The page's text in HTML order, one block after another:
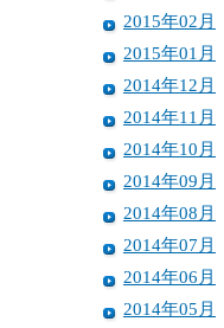
2015年02月
2015年01月
2014年12月
2014年11月
2014年10月
2014年09月
2014年08月
2014年07月
2014年06月
2014年05月